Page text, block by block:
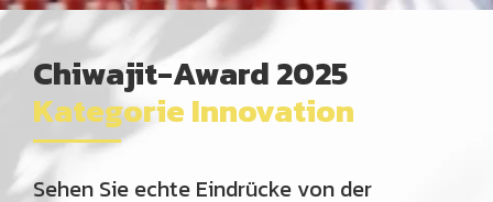
Chiwajit-Award 2025
Kategorie Innovation
Sehen Sie echte Eindrücke von der